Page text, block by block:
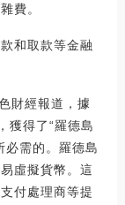
費。
和取款等金融
財經報道，據
獲得了“羅德島
必需的。羅德島
虛擬貨幣。這
付處理商等提